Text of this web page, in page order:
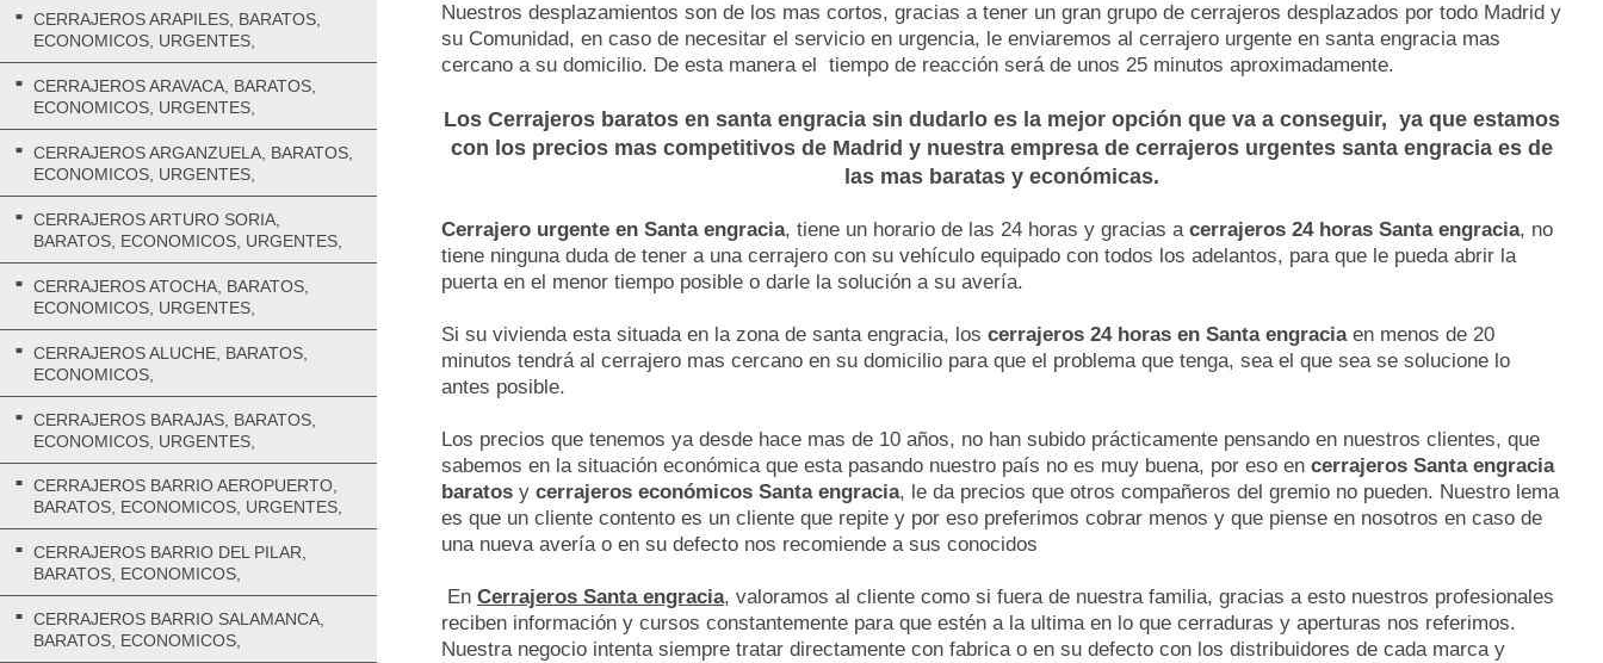
CERRAJEROS ARAPILES, BARATOS,
ECONOMICOS, URGENTES,
CERRAJEROS ARAVACA, BARATOS,
ECONOMICOS, URGENTES,
CERRAJEROS ARGANZUELA, BARATOS,
ECONOMICOS, URGENTES,
CERRAJEROS ARTURO SORIA,
BARATOS, ECONOMICOS, URGENTES,
CERRAJEROS ATOCHA, BARATOS,
ECONOMICOS, URGENTES,
CERRAJEROS ALUCHE, BARATOS,
ECONOMICOS,
CERRAJEROS BARAJAS, BARATOS,
ECONOMICOS, URGENTES,
CERRAJEROS BARRIO AEROPUERTO,
BARATOS, ECONOMICOS, URGENTES,
CERRAJEROS BARRIO DEL PILAR,
BARATOS, ECONOMICOS,
CERRAJEROS BARRIO SALAMANCA,
BARATOS, ECONOMICOS,
Nuestros desplazamientos son de los mas cortos, gracias a tener un gran grupo de cerrajeros desplazados por todo Madrid y
su Comunidad, en caso de necesitar el servicio en urgencia, le enviaremos al cerrajero urgente en santa engracia mas
cercano a su domicilio. De esta manera el tiempo de reacción será de unos 25 minutos aproximadamente.
Los Cerrajeros baratos en santa engraciasin dudarlo es la mejor opción que va a conseguir, ya que estamos
con los precios mas competitivos de Madrid y nuestra empresa de cerrajeros urgentes santa engraciaes de
las mas baratas y económicas.
Cerrajero urgente en Santa engracia, tiene un horario de las 24 horas y gracias a cerrajeros 24 horas Santa engracia, no
tiene ninguna duda de tener a una cerrajero con su vehículo equipado con todos los adelantos, para que le pueda abrir la
puerta en el menor tiempo posible o darle la solución a su avería.
Si su vivienda esta situada en la zona de santa engracia, los cerrajeros 24 horas en Santa engracia en menos de 20
minutos tendrá al cerrajero mas cercano en su domicilio para que el problema que tenga, sea el que sea se solucione lo
antes posible.
Los precios que tenemos ya desde hace mas de 10 años, no han subido prácticamente pensando en nuestros clientes, que
sabemos en la situación económica que esta pasando nuestro país no es muy buena, por eso en cerrajeros Santa engracia
baratosy cerrajeros económicos Santa engracia, le da precios que otros compañeros del gremio no pueden. Nuestro lema
es que un cliente contento es un cliente que repite y por eso preferimos cobrar menos y que piense en nosotros en caso de
una nueva avería o en su defecto nos recomiende a sus conocidos
En Cerrajeros Santa engracia, valoramos al cliente como si fuera de nuestra familia, gracias a esto nuestros profesionales
reciben información y cursos constantemente para que estén a la ultima en lo que cerraduras y aperturas nos referimos.
Nuestra negocio intenta siempre tratar directamente con fabrica o en su defecto con los distribuidores de cada marca y